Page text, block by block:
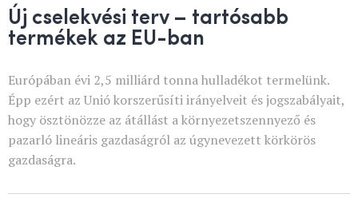
Új cselekvési terv – tartósabb
termékek az EU-ban
Európában évi 2,5 milliárd tonna hulladékot termelünk.
Épp ezért az Unió korszerűsíti irányelveit és jogszabályait,
hogy ösztönözze az átállást a környezetszennyező és
pazarló lineáris gazdaságról az úgynevezett körkörös
gazdaságra.